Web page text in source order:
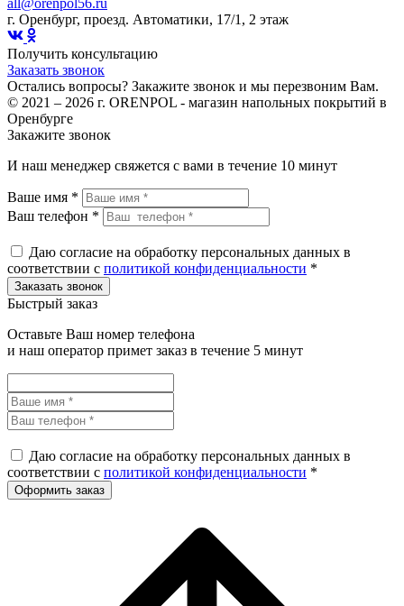
all@orenpol56.ru
г. Оренбург, проезд. Автоматики, 17/1, 2 этаж
Получить консультацию
Заказать звонок
Остались вопросы? Закажите звонок и мы перезвоним Вам.
© 2021 – 2026 г. ORENPOL - магазин напольных покрытий в
Оренбурге
Закажите звонок
И наш менеджер свяжется с вами в течение 10 минут
Ваше имя *
Ваш телефон *
Даю согласие на обработку персональных данных в
соответствии с политикой конфиденциальности *
Быстрый заказ
Оставьте Ваш номер телефона
и наш оператор примет заказ в течение 5 минут
Даю согласие на обработку персональных данных в
соответствии с политикой конфиденциальности *